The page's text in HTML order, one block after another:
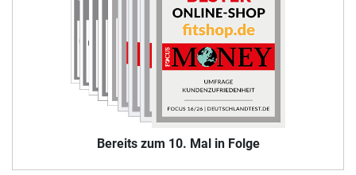
Bereits zum 10. Mal in Folge